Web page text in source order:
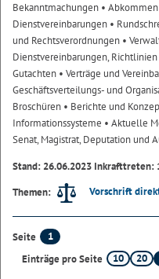
Bekanntmachungen • Abkommen
Dienstvereinbarungen •
und Rechtsverordnungen •
Dienstvereinbarungen,
Gutachten • Verträge und
Geschäftsverteilungs- und
Broschüren • Berichte und
Informationssysteme • Aktuelle
Senat, Magistrat, Deputation und
Stand: 26.06.2023 Inkrafttreten:
Themen:
Vorschrift
Seite
1
Einträge pro Seite
10 20